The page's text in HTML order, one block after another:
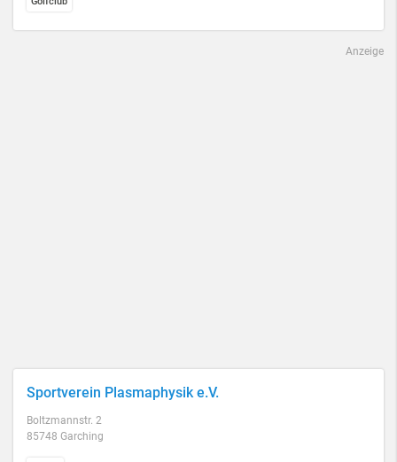
Anzeige
Sportverein Plasmaphysik e.V.
Boltzmannstr. 2
85748 Garching